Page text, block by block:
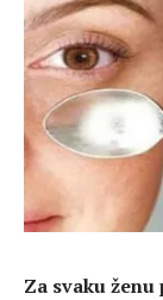
Za svaku